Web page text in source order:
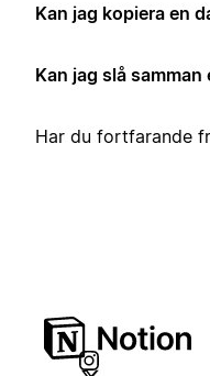
Kan jag kopiera en
Kan jag slå
Har du fortfarande